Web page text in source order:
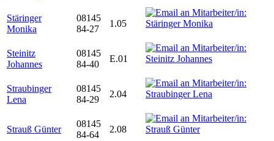
Stäringer
Monika
08145
84-27
1.05
Steinitz
Johannes
08145
84-40
E.01
Straubinger
Lena
08145
84-29
2.04
Strauß Günter
08145
84-64
2.08